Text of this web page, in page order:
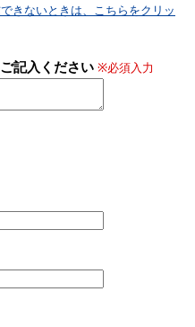
きないときは、こちらをクリッ
記入ください ※必須入力